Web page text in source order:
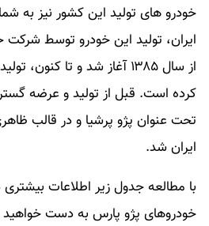
خودرو های تولید این کشور نیز به
ایران، تولید این خودرو توسط شرکت
از سال ۱۳۸۵ آغاز شد و تا
کرده است. قبل از تولید و عرضه
تحت عنوان پژو پرشیا و در قالب ظاهری
ایران شد.
با مطالعه جدول زیر اطلاعات بیشتری
خودروهای پژو پارس به دست خواهید